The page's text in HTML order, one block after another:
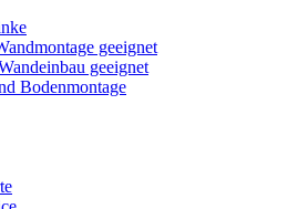
geeignet
geeignet
Bodenmontage